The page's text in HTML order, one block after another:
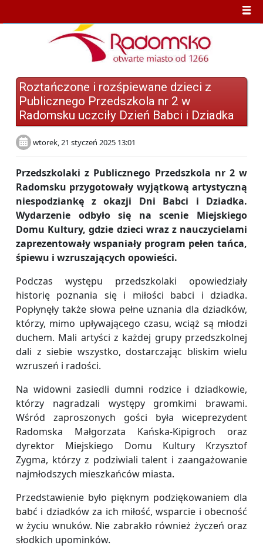
Roztańczone i rozśpiewane dzieci z
Publicznego Przedszkola nr 2 w
Radomsku uczciły Dzień Babci i Dziadka
wtorek, 21 styczeń 2025 13:01
Przedszkolaki z Publicznego Przedszkola nr 2 w
Radomsku przygotowały wyjątkową artystyczną
niespodziankę z okazji Dni Babci i Dziadka.
Wydarzenie odbyło się na scenie Miejskiego
Domu Kultury, gdzie dzieci wraz z nauczycielami
zaprezentowały wspaniały program pełen tańca,
śpiewu i wzruszających opowieści.
Podczas występu przedszkolaki opowiedziały
historię poznania się i miłości babci i dziadka.
Popłynęły także słowa pełne uznania dla dziadków,
którzy, mimo upływającego czasu, wciąż są młodzi
duchem. Mali artyści z każdej grupy przedszkolnej
dali z siebie wszystko, dostarczając bliskim wielu
wzruszeń i radości.
Na widowni zasiedli dumni rodzice i dziadkowie,
którzy nagradzali występy gromkimi brawami.
Wśród zaproszonych gości była wiceprezydent
Radomska Małgorzata Kańska-Kipigroch oraz
dyrektor Miejskiego Domu Kultury Krzysztof
Zygma, którzy z podziwiali talent i zaangażowanie
najmłodszych mieszkańców miasta.
Przedstawienie było pięknym podziękowaniem dla
babć i dziadków za ich miłość, wsparcie i obecność
w życiu wnuków. Nie zabrakło również życzeń oraz
słodkich upominków.